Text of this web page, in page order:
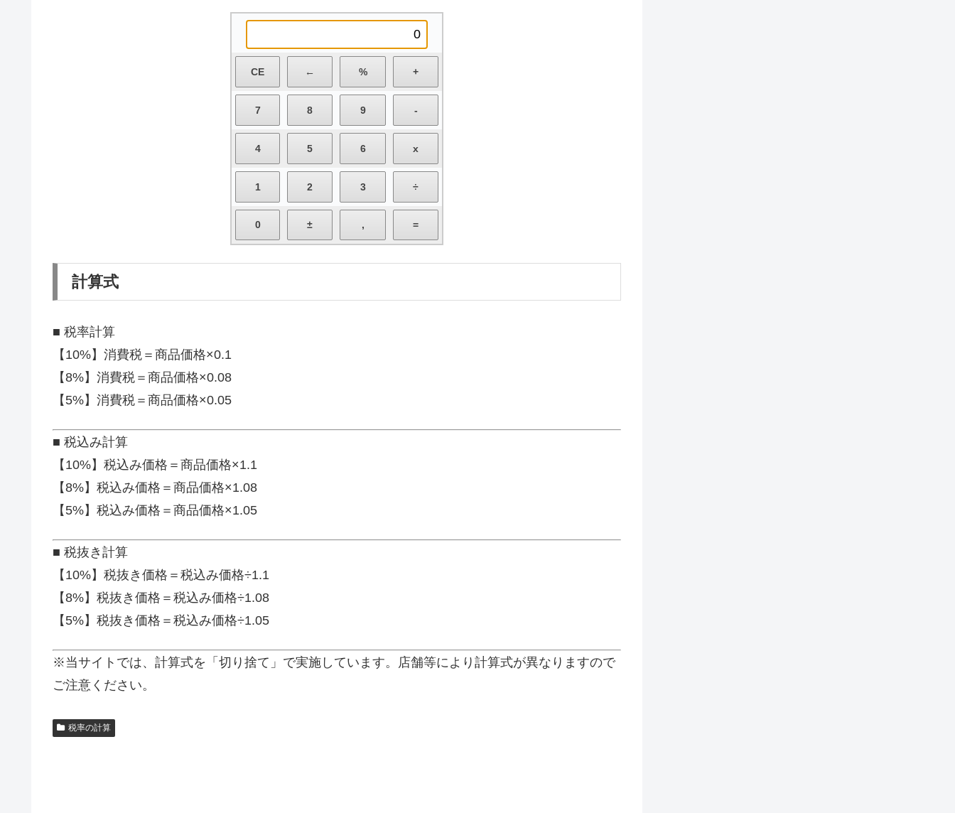
計算式
■ 税率計算
【10%】消費税＝商品価格×0.1
【8%】消費税＝商品価格×0.08
【5%】消費税＝商品価格×0.05
■ 税込み計算
【10%】税込み価格＝商品価格×1.1
【8%】税込み価格＝商品価格×1.08
【5%】税込み価格＝商品価格×1.05
■ 税抜き計算
【10%】税抜き価格＝税込み価格÷1.1
【8%】税抜き価格＝税込み価格÷1.08
【5%】税抜き価格＝税込み価格÷1.05
※当サイトでは、計算式を「切り捨て」で実施しています。店舗等により計算式が異なりますので
ご注意ください。
税率の計算